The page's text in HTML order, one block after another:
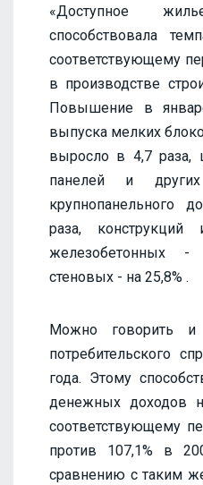
«Доступное
способствовала
соответствующему
в производстве
Повышение в
выпуска мелких
выросло в 4,7 раза,
панелей и
крупнопанельного
раза,
железобетонных
стеновых - на 25,8% .
Можно говорить
потребительского
года. Этому
денежных доходов
соответствующему
против 107,1% в
сравнению с таким